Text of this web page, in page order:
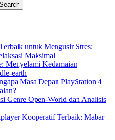
Search
untuk Mengusir Stres:
Maksimal
Menyelami Kedamaian
earth
Masa Depan PlayStation 4
Genre Open-World dan Analisis
Kooperatif Terbaik: Mabar